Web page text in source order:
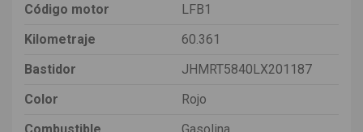
Código motor
LFB1
Kilometraje
60.361
Bastidor
JHMRT5840LX201187
Color
Rojo